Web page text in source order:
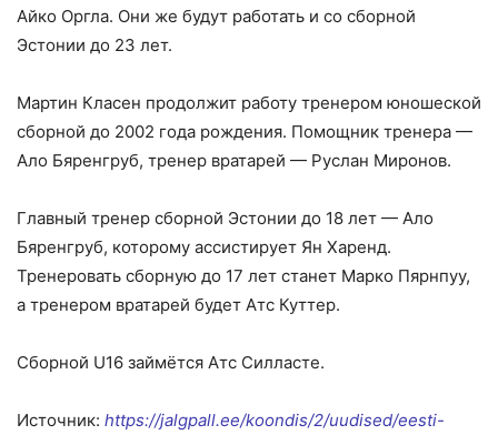
Айко Оргла. Они же будут работать и со сборной
Эстонии до 23 лет.
Мартин Класен продолжит работу тренером юношеской
сборной до 2002 года рождения. Помощник тренера —
Ало Бяренгруб, тренер вратарей — Руслан Миронов.
Главный тренер сборной Эстонии до 18 лет — Ало
Бяренгруб, которому ассистирует Ян Харенд.
Тренеровать сборную до 17 лет станет Марко Пярнпуу,
а тренером вратарей будет Атс Куттер.
Сборной U16 займётся Атс Силласте.
Источник: https://jalgpall.ee/koondis/2/uudised/eesti-